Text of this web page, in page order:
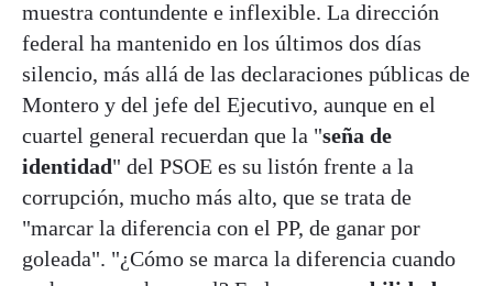
muestra contundente e inflexible. La dirección
federal ha mantenido en los últimos dos días
silencio, más allá de las declaraciones públicas de
Montero y del jefe del Ejecutivo, aunque en el
cuartel general recuerdan que la "seña de
identidad" del PSOE es su listón frente a la
corrupción, mucho más alto, que se trata de
"marcar la diferencia con el PP, de ganar por
goleada". "¿Cómo se marca la diferencia cuando